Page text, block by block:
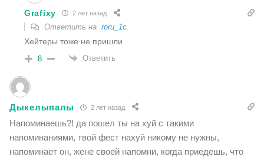
Grafixy 2 лет назад
Ответить на roru_1c
Хейтеры тоже не пришли
8 Ответить
Дыкелыпалы 2 лет назад
Напоминаешь?! да пошел ты на хуй с такими
напоминаниями, твой фест нахуй никому не нужны,
напоминает он, жене своей напомни, когда приедешь, что